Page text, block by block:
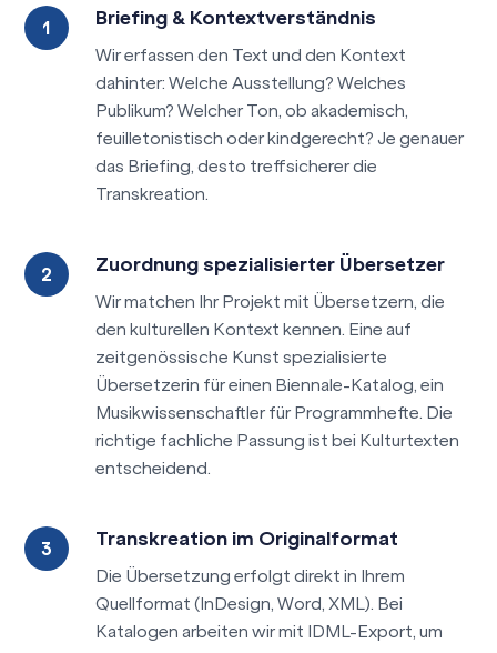
Briefing & Kontextverständnis
Wir erfassen den Text und den Kontext
dahinter: Welche Ausstellung? Welches
Publikum? Welcher Ton, ob akademisch,
feuilletonistisch oder kindgerecht? Je genauer
das Briefing, desto treffsicherer die
Transkreation.
Zuordnung spezialisierter Übersetzer
Wir matchen Ihr Projekt mit Übersetzern, die
den kulturellen Kontext kennen. Eine auf
zeitgenössische Kunst spezialisierte
Übersetzerin für einen Biennale-Katalog, ein
Musikwissenschaftler für Programmhefte. Die
richtige fachliche Passung ist bei Kulturtexten
entscheidend.
Transkreation im Originalformat
Die Übersetzung erfolgt direkt in Ihrem
Quellformat (InDesign, Word, XML). Bei
Katalogen arbeiten wir mit IDML-Export, um